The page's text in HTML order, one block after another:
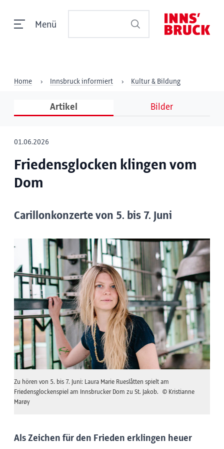
Menü
Home Innsbruck informiert Kultur & Bildung
Artikel Bilder
01.06.2026
Friedensglocken klingen vom
Dom
Carillonkonzerte von 5. bis 7. Juni
Zu hören von 5. bis 7. Juni: Laura Marie Rueslåtten spielt am
Friedensglockenspiel am Innsbrucker Dom zu St. Jakob.
© Kristianne
Marøy
Als Zeichen für den Frieden erklingen heuer